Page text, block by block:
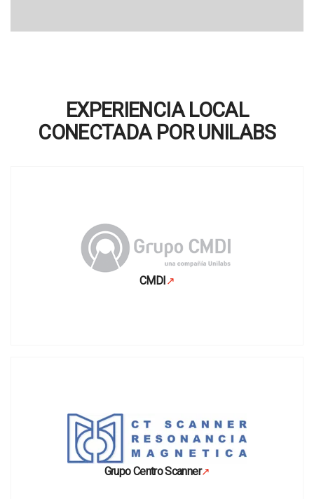
EXPERIENCIA LOCAL
CONECTADA POR UNILABS
CMDI↗
Se abre en una pestaña nueva
Grupo Centro Scanner↗
Se abre en una pestaña nueva